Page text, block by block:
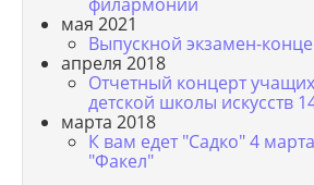
мая 2021
Выпускной экзамен-
апреля 2018
Отчетный концерт
детской школы искусств
марта 2018
К вам едет "Садко" 4
"Факел"